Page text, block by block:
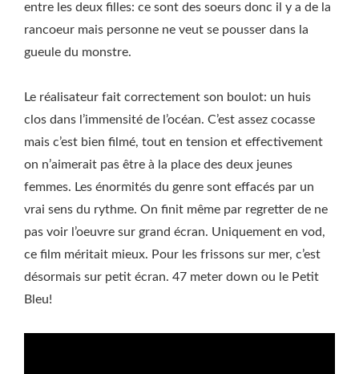
entre les deux filles: ce sont des soeurs donc il y a de la
rancoeur mais personne ne veut se pousser dans la
gueule du monstre.
Le réalisateur fait correctement son boulot: un huis
clos dans l’immensité de l’océan. C’est assez cocasse
mais c’est bien filmé, tout en tension et effectivement
on n’aimerait pas être à la place des deux jeunes
femmes. Les énormités du genre sont effacés par un
vrai sens du rythme. On finit même par regretter de ne
pas voir l’oeuvre sur grand écran. Uniquement en vod,
ce film méritait mieux. Pour les frissons sur mer, c’est
désormais sur petit écran. 47 meter down ou le Petit
Bleu!